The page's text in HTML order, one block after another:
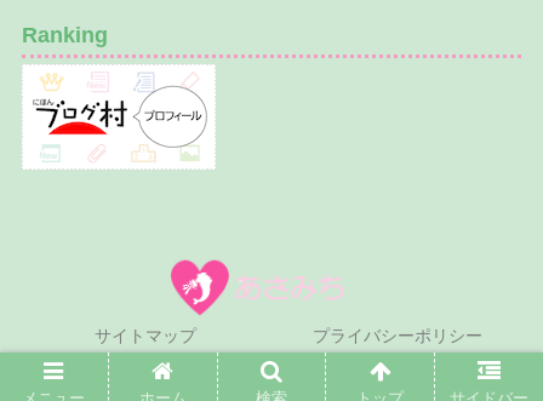
Ranking
サイトマップ プライバシーポリシー
© 2022-2026 あさみち.